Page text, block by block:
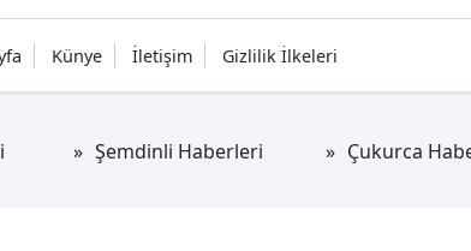
Künye İletişim Gizlilik İlkeleri
Şemdinli Haberleri Çukurca